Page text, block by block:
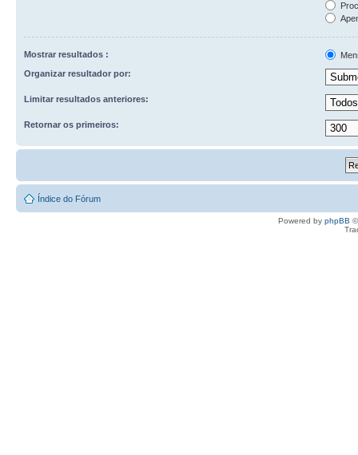
Mostrar resultados :
Organizar resultador por:
Limitar resultados anteriores:
Retornar os primeiros:
Índice do Fórum
Powered by phpBB